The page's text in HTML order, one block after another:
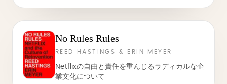
No Rules Rules
REED HASTINGS & ERIN MEYER
Netflixの自由と責任を重んじるラディカルな企
業文化について